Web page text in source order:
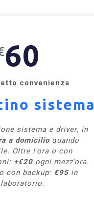
60
convenienza
sistema
sistema e driver, in
a domicilio quando
Oltre l'ora o con
+€20ogni mezz'ora.
con backup: €95in
laboratorio.